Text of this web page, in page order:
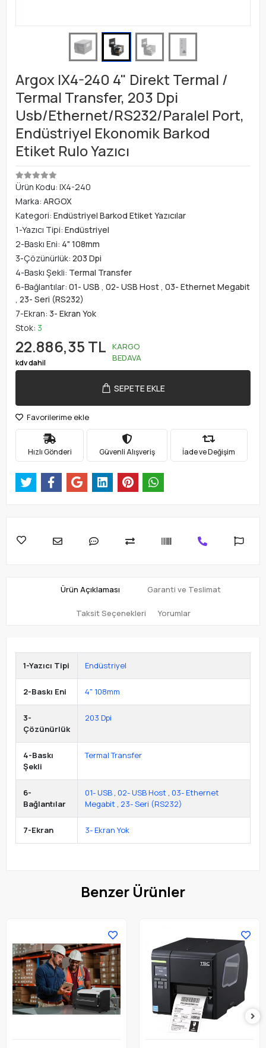
Argox IX4-240 4" Direkt Termal /
Termal Transfer, 203 Dpi
Usb/Ethernet/RS232/Paralel Port,
Endüstriyel Ekonomik Barkod
Etiket Rulo Yazıcı
Ürün Kodu: IX4-240
Marka: ARGOX
Kategori: Endüstriyel Barkod Etiket Yazıcılar
1-Yazıcı Tipi: Endüstriyel
2-Baskı Eni: 4" 108mm
3-Çözünürlük: 203 Dpi
4-Baskı Şekli: Termal Transfer
6-Bağlantılar: 01- USB , 02- USB Host, 03- Ethernet Megabit
, 23- Seri (RS232)
7-Ekran: 3- Ekran Yok
Stok: 3
22.886,35 TL
kdv dahil
KARGO
BEDAVA
SEPETE EKLE
Favorilerime ekle
Hızlı Gönderi Güvenli Alışveriş İade ve Değişim
Ürün Açıklaması Garanti ve Teslimat
Taksit Seçenekleri Yorumlar
1-Yazıcı Tipi Endüstriyel
2-Baskı Eni 4" 108mm
3-
Çözünürlük
203 Dpi
4-Baskı
Şekli
Termal Transfer
6-
Bağlantılar
01- USB , 02- USB Host , 03- Ethernet
Megabit , 23- Seri (RS232)
7-Ekran 3- Ekran Yok
Benzer Ürünler